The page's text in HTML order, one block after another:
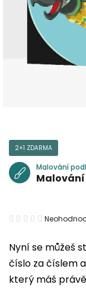
Nyní se můžeš
číslo za číslem
který máš
2+1 ZDARMA
Malování
Malování
produktu
je
0,0